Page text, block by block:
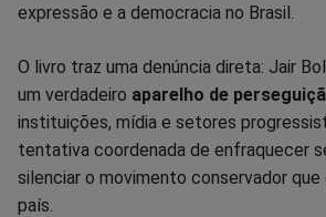
expressão e a democracia no Brasil.
O livro traz uma denúncia direta: Jair
um verdadeiro aparelho de
instituições, mídia e setores
tentativa coordenada de enfraquecer
silenciar o movimento conservador que
país.